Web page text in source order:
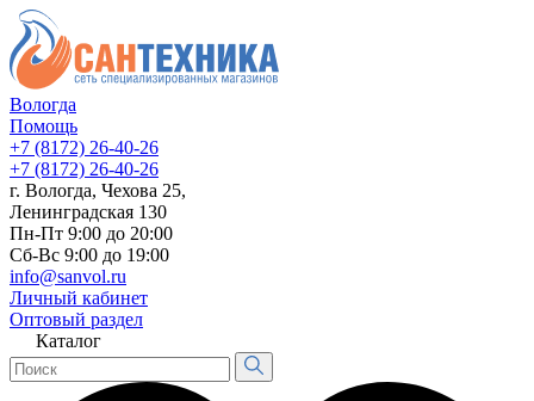
Вологда
Помощь
+7 (8172) 26-40-26
+7 (8172) 26-40-26
г. Вологда, Чехова 25,
Ленинградская 130
Пн-Пт 9:00 до 20:00
Сб-Вс 9:00 до 19:00
info@sanvol.ru
Личный кабинет
Оптовый раздел
Каталог